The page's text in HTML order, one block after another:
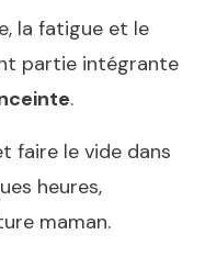
la fatigue et le
partie intégrante
.
faire le vide dans
heures,
maman.